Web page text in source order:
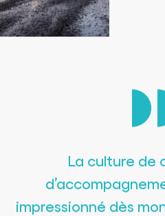
La culture de
impressionné dès